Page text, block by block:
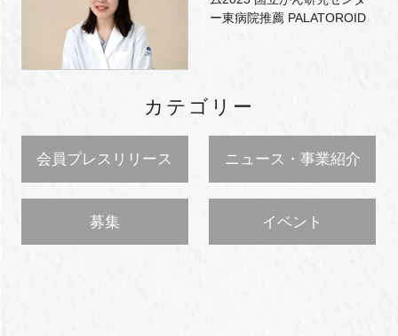
ー東病院推薦 PALATOROID
カテゴリー
会員プレスリリース ニュース・事業紹介
募集 イベント